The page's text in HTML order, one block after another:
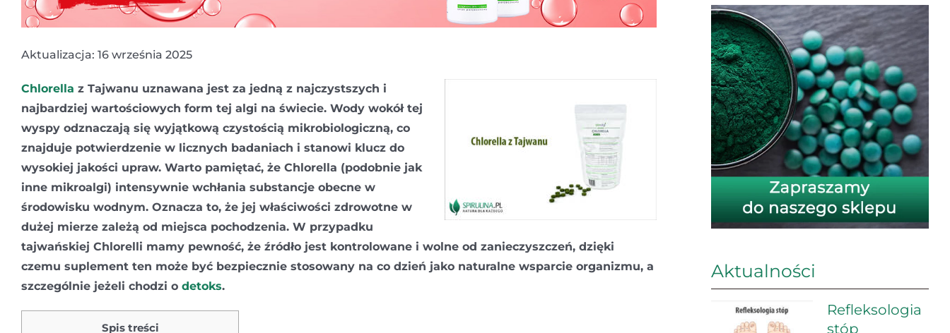
Aktualizacja: 16 września 2025
Chlorella z Tajwanu uznawana jest za jedną z najczystszych i
najbardziej wartościowych form tej algi na świecie. Wody wokół tej
wyspy odznaczają się wyjątkową czystością mikrobiologiczną, co
znajduje potwierdzenie w licznych badaniach i stanowi klucz do
wysokiej jakości upraw. Warto pamiętać, że Chlorella (podobnie jak
inne mikroalgi) intensywnie wchłania substancje obecne w
środowisku wodnym. Oznacza to, że jej właściwości zdrowotne w
dużej mierze zależą od miejsca pochodzenia. W przypadku
tajwańskiej Chlorelli mamy pewność, że źródło jest kontrolowane i wolne od zanieczyszczeń, dzięki
czemu suplement ten może być bezpiecznie stosowany na co dzień jako naturalne wsparcie organizmu, a
szczególnie jeżeli chodzi o detoks.
Spis treści
Aktualności
Refleksologia
stóp